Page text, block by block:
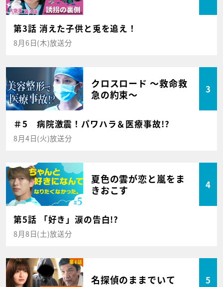
第3話 消えた子供と兎を追え！
8月6日(木)放送分
クロスロード ～救命救
急の約束～
3
＃5 病院激震！パワハラ＆医療事故!?
8月4日(火)放送分
夏色の雲が恋と嵐をま
きおこす
4
第5話 「好き」涙の告白!?
8月8日(土)放送分
名探偵のままでいて 5